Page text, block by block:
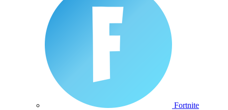
Fortnite